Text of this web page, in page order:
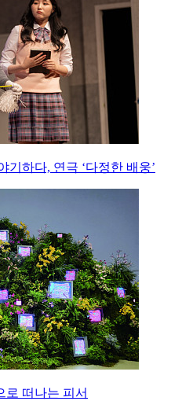
기하다, 연극 ‘다정한 배웅’
로 떠나는 피서